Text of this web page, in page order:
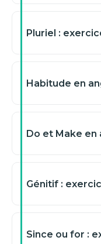
Pluriel :
Habitude en
Do et Make en
Génitif :
Since ou for :